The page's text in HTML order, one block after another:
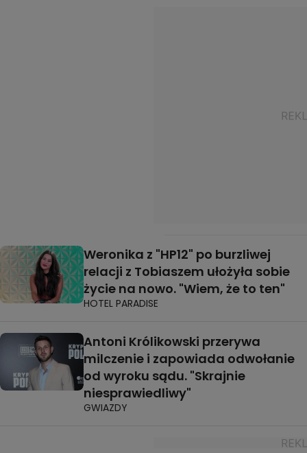
Weronika z "HP12" po burzliwej
relacji z Tobiaszem ułożyła sobie
życie na nowo. "Wiem, że to ten"
HOTEL PARADISE
Antoni Królikowski przerywa
milczenie i zapowiada odwołanie
od wyroku sądu. "Skrajnie
niesprawiedliwy"
GWIAZDY